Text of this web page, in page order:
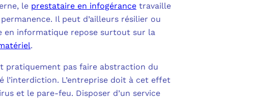
le prestataire en infogérance travaille
Il peut d’ailleurs résilier ou
en informatique repose surtout sur la
.
pratiquement pas faire abstraction du
l’interdiction. L’entreprise doit à cet effet
et le pare-feu. Disposer d’un service